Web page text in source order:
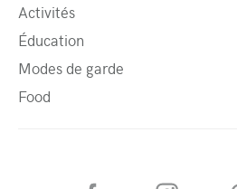
Activités
Éducation
Modes de garde
Food